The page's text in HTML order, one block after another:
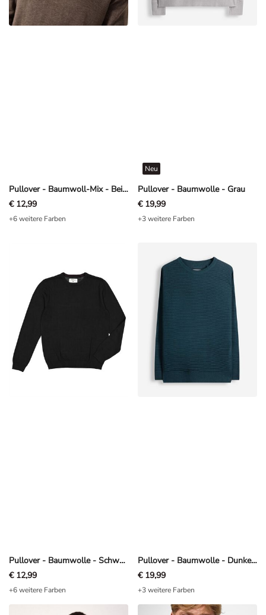
Pullover - Baumwoll-Mix - Beige
€ 12,99
+6 weitere Farben
Pullover - Baumwolle - Grau
Neu
€ 19,99
+3 weitere Farben
Pullover - Baumwolle - Schwarz
€ 12,99
+6 weitere Farben
Pullover - Baumwolle - Dunkelgrün
€ 19,99
+3 weitere Farben